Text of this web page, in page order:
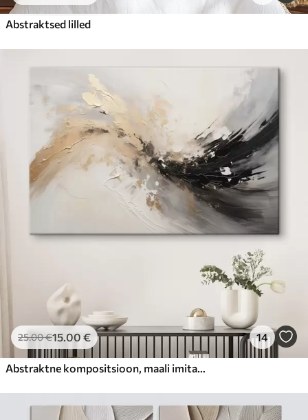
Abstraktsed lilled
25.00€15.00 € 14
Abstraktne kompositsioon, maali imitatsioon